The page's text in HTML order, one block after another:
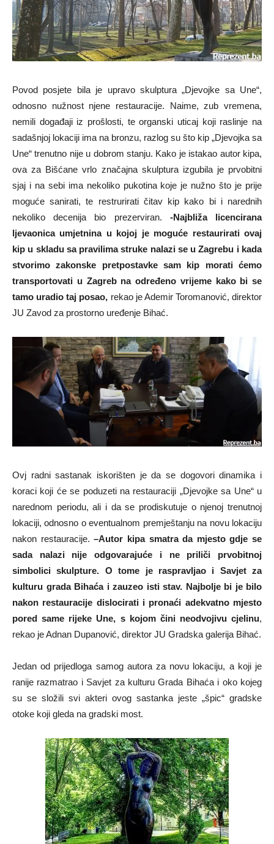
Povod posjete bila je upravo skulptura „Djevojke sa Une“,
odnosno nužnost njene restauracije. Naime, zub vremena,
nemili događaji iz prošlosti, te organski uticaj koji raslinje na
sadašnjoj lokaciji ima na bronzu, razlog su što kip „Djevojka sa
Une“ trenutno nije u dobrom stanju. Kako je istakao autor kipa,
ova za Bišćane vrlo značajna skulptura izgubila je prvobitni
sjaj i na sebi ima nekoliko pukotina koje je nužno što je prije
moguće sanirati, te restrurirati čitav kip kako bi i narednih
nekoliko decenija bio prezerviran. -Najbliža licencirana
ljevaonica umjetnina u kojoj je moguće restaurirati ovaj
kip u skladu sa pravilima struke nalazi se u Zagrebu i kada
stvorimo zakonske pretpostavke sam kip morati ćemo
transportovati u Zagreb na određeno vrijeme kako bi se
tamo uradio taj posao, rekao je Ademir Toromanović, direktor
JU Zavod za prostorno uređenje Bihać.
Ovj radni sastanak iskorišten je da se dogovori dinamika i
koraci koji će se poduzeti na restauraciji „Djevojke sa Une“ u
narednom periodu, ali i da se prodiskutuje o njenoj trenutnoj
lokaciji, odnosno o eventualnom premještanju na novu lokaciju
nakon restauracije.–Autor kipa smatra da mjesto gdje se
sada nalazi nije odgovarajuće i ne priliči prvobitnoj
simbolici skulpture. O tome je raspravljao i Savjet za
kulturu grada Bihaća i zauzeo isti stav. Najbolje bi je bilo
nakon restauracije dislocirati i pronaći adekvatno mjesto
pored same rijeke Une, s kojom čini neodvojivu cjelinu,
rekao je Adnan Dupanović, direktor JU Gradska galerija Bihać.
Jedan od prijedloga samog autora za novu lokaciju, a koji je
ranije razmatrao i Savjet za kulturu Grada Bihaća i oko kojeg
su se složili svi akteri ovog sastanka jeste „špic“ gradske
otoke koji gleda na gradski most.